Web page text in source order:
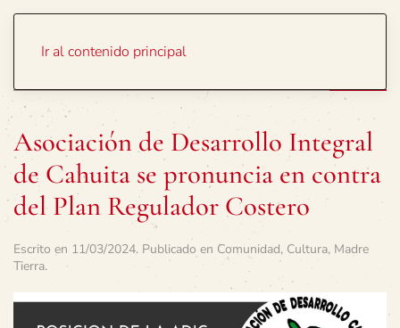
Ir al contenido principal
Asociación de Desarrollo Integral
de Cahuita se pronuncia en contra
del Plan Regulador Costero
Escrito en 11/03/2024. Publicado en Comunidad, Cultura, Madre
Tierra.